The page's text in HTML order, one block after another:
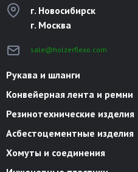
г. Новосибирск
г. Москва
sale@holzerflexo.com
Рукава и шланги
Конвейерная лента и ремни
Резинотехнические изделия
Асбестоцементные изделия
Хомуты и соединения